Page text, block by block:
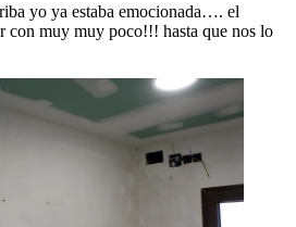
yo ya estaba emocionada…. el
con muy muy poco!!! hasta que nos lo